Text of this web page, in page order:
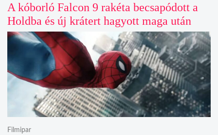
A kóborló Falcon 9 rakéta becsapódott a
Holdba és új krátert hagyott maga után
Filmipar